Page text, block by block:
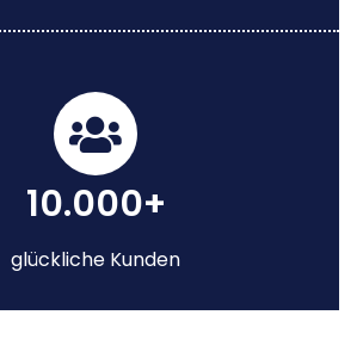
10.000+
glückliche Kunden